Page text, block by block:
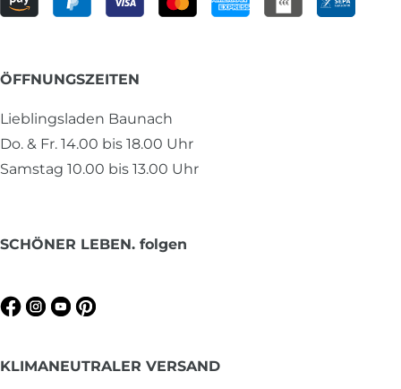
ÖFFNUNGSZEITEN
Lieblingsladen Baunach
Do. & Fr. 14.00 bis 18.00 Uhr
Samstag 10.00 bis 13.00 Uhr
SCHÖNER LEBEN. folgen
KLIMANEUTRALER VERSAND